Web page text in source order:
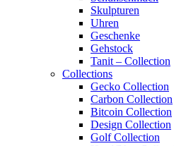
Skulpturen
Uhren
Geschenke
Gehstock
Tanit – Collection
Collections
Gecko Collection
Carbon Collection
Bitcoin Collection
Design Collection
Golf Collection